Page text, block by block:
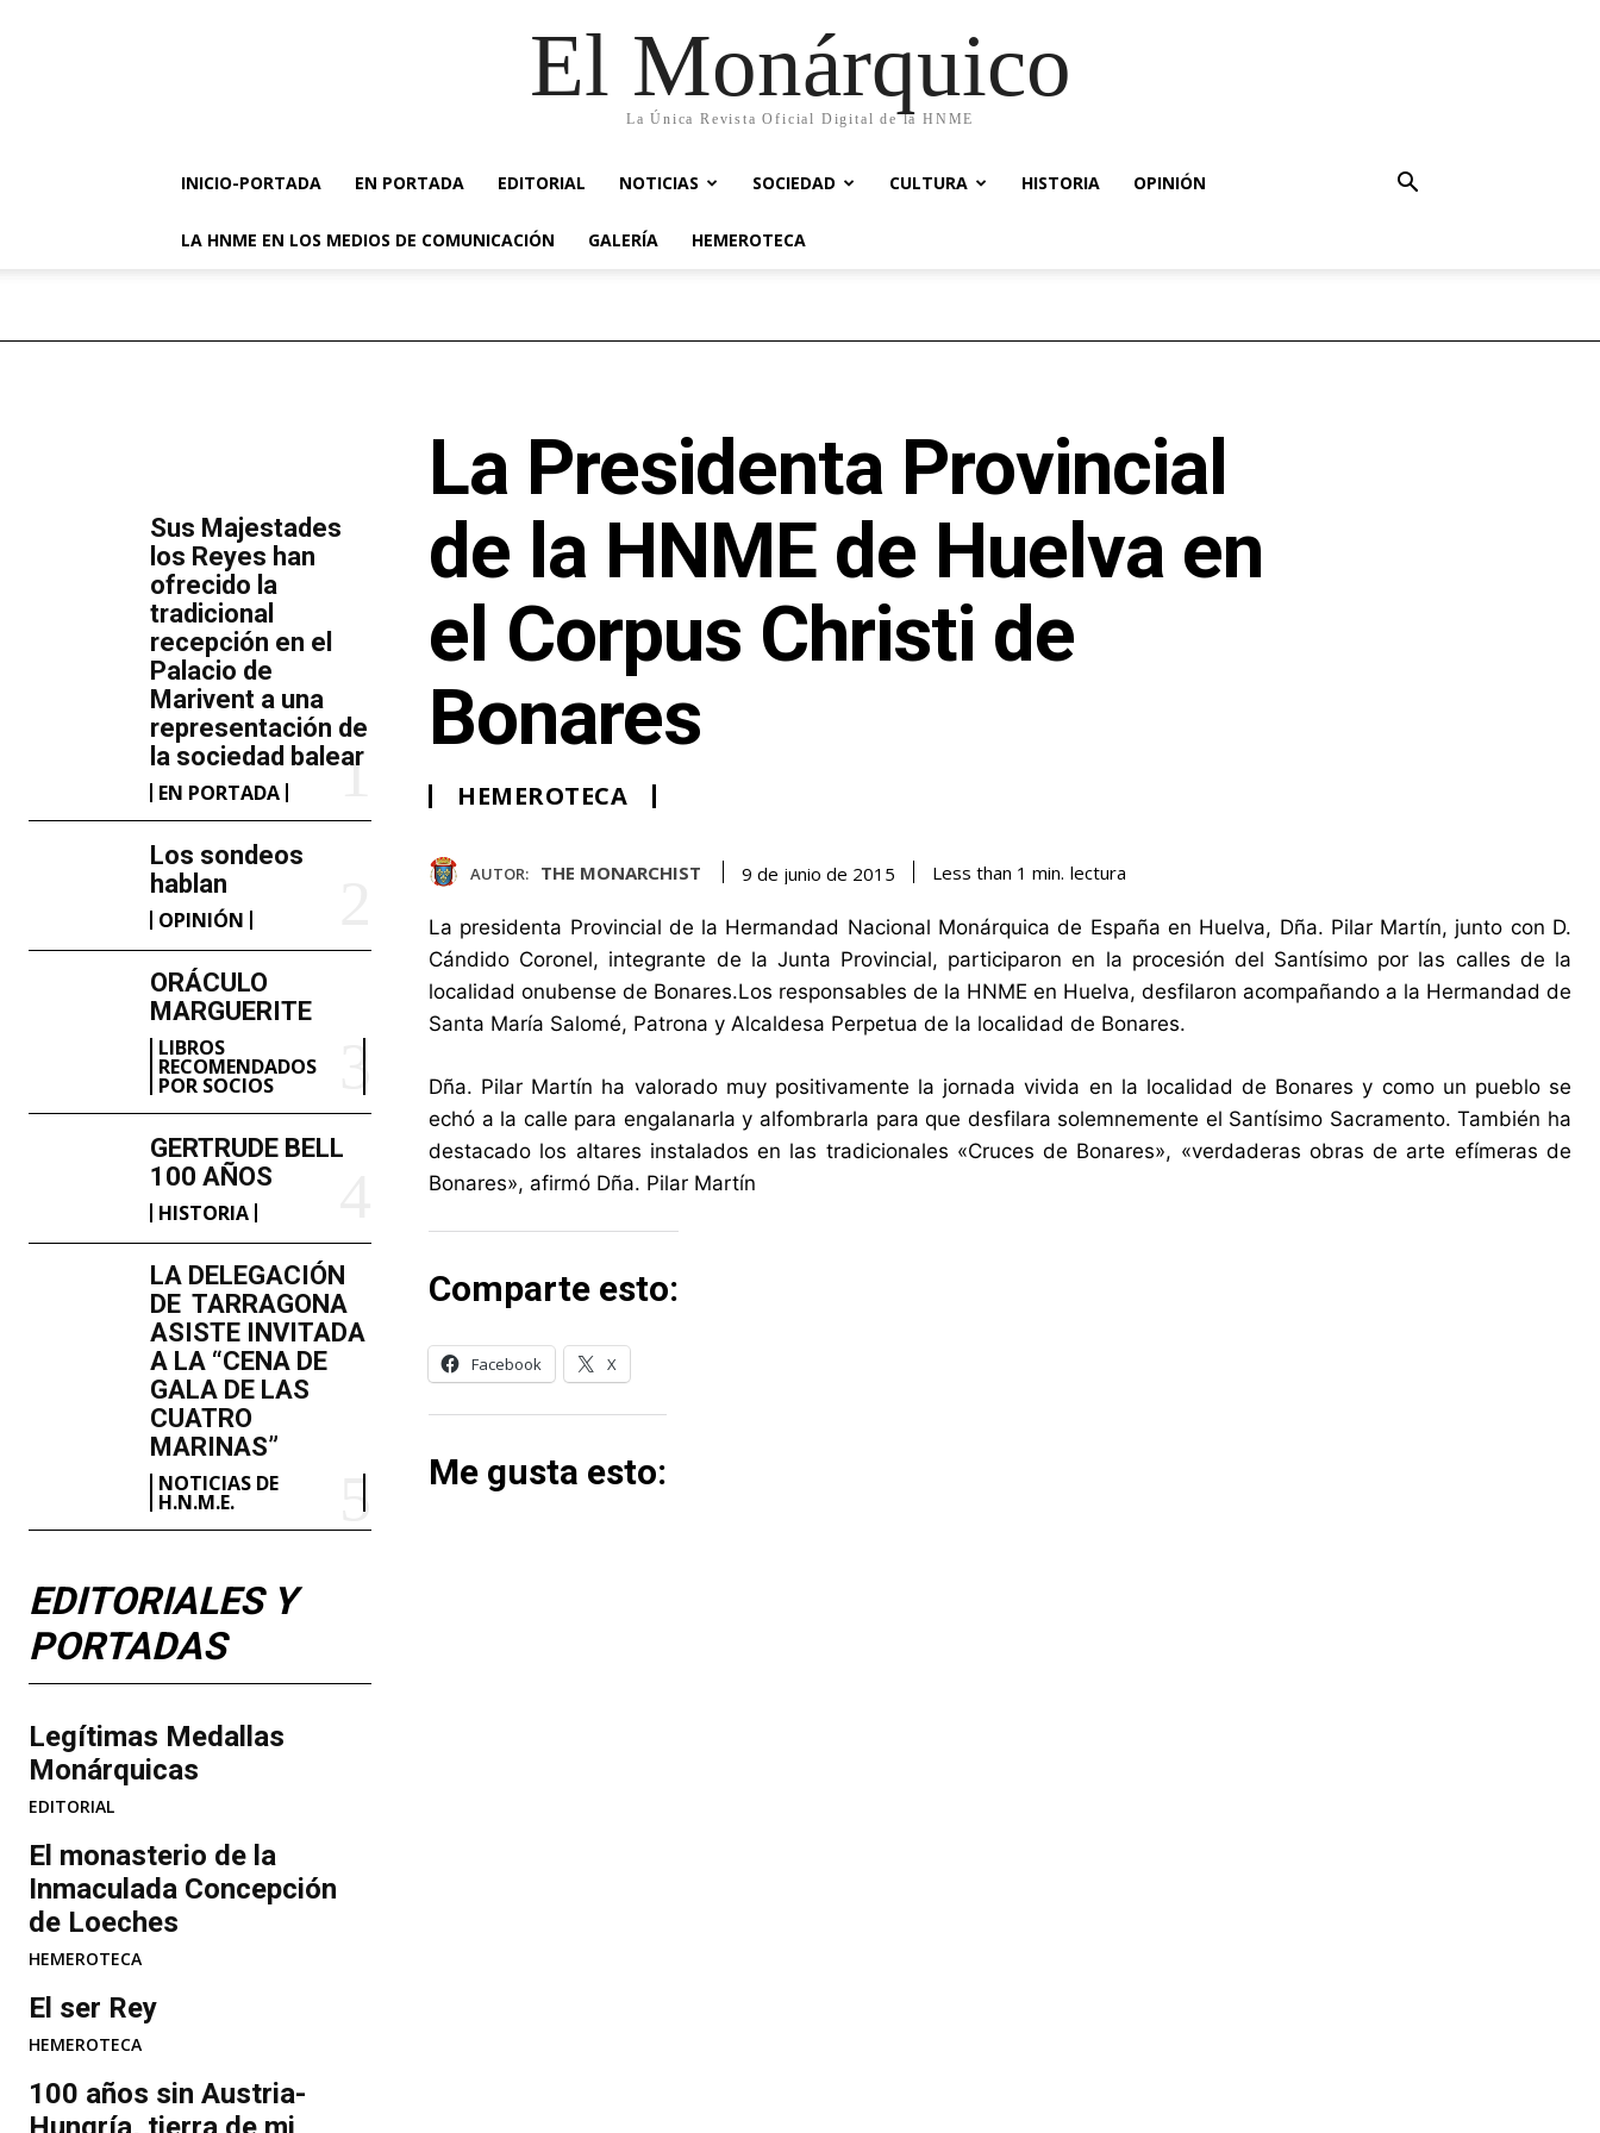
El Monárquico
La Única Revista Oficial Digital de la HNME
INICIO-PORTADA EN PORTADA EDITORIAL NOTICIAS SOCIEDAD CULTURA HISTORIA OPINIÓN
LA HNME EN LOS MEDIOS DE COMUNICACIÓN GALERÍA HEMEROTECA
​Sus Majestades
los Reyes han
ofrecido la
tradicional
recepción en el
Palacio de
Marivent​ a una
representación de
la sociedad balear
EN PORTADA
Los sondeos
hablan
OPINIÓN
ORÁCULO
MARGUERITE
LIBROS
RECOMENDADOS
POR SOCIOS
GERTRUDE BELL
100 AÑOS
HISTORIA
LA DELEGACIÓN
DE TARRAGONA
ASISTE INVITADA
A LA “CENA DE
GALA DE LAS
CUATRO
MARINAS”
NOTICIAS DE
H.N.M.E.
EDITORIALES Y
PORTADAS
Legítimas Medallas
Monárquicas
EDITORIAL
​El monasterio de la
Inmaculada Concepción
de Loeches
HEMEROTECA
El ser Rey
HEMEROTECA
100 años sin Austria-
La Presidenta Provincial
de la HNME de Huelva en
el Corpus Christi de
Bonares
HEMEROTECA
AUTOR: THE MONARCHIST 9 de junio de 2015 Less than 1 min. lectura
La presidenta Provincial de la Hermandad Nacional Monárquica de España en Huelva, Dña. Pilar Martín, junto con D.
Cándido Coronel, integrante de la Junta Provincial, participaron en la procesión del Santísimo por las calles de la
localidad onubense de Bonares.Los responsables de la HNME en Huelva, desfilaron acompañando a la Hermandad de
Santa María Salomé, Patrona y Alcaldesa Perpetua de la localidad de Bonares.
Dña. Pilar Martín ha valorado muy positivamente la jornada vivida en la localidad de Bonares y como un pueblo se
echó a la calle para engalanarla y alfombrarla para que desfilara solemnemente el Santísimo Sacramento. También ha
destacado los altares instalados en las tradicionales «Cruces de Bonares», «verdaderas obras de arte efímeras de
Bonares», afirmó Dña. Pilar Martín
Comparte esto:
Facebook X
Me gusta esto: